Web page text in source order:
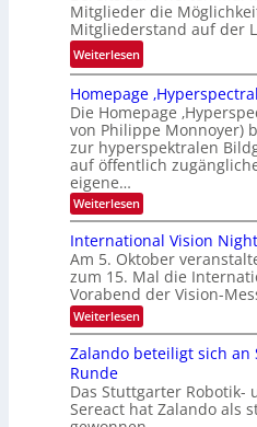
b
l
e
m
f
a
l
l
c
h
u
h
k
a
r
t
n
Mitglieder die
Mitgliederstand auf der
Weiterlesen:
E
M
V
A
-
i
t
g
l
i
e
d
s
t
Homepage
Die Homepage
von Philippe Monnoyer)
zur hyperspektralen
auf öffentlich
eigene…
Weiterlesen:
H
m
e
p
g
e
‚
H
p
e
r
International Vision
Am 5. Oktober
zum 15. Mal die
Vorabend der Vision-
Weiterlesen:
I
t
r
n
a
Zalando beteiligt sich an
Runde
Das Stuttgarter Robotik-
Sereact hat Zalando als